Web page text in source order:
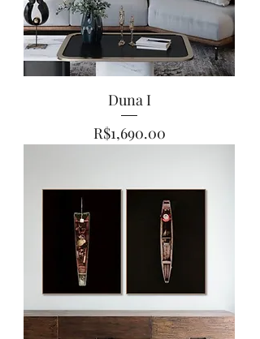
Duna I
Price
R$1,690.00